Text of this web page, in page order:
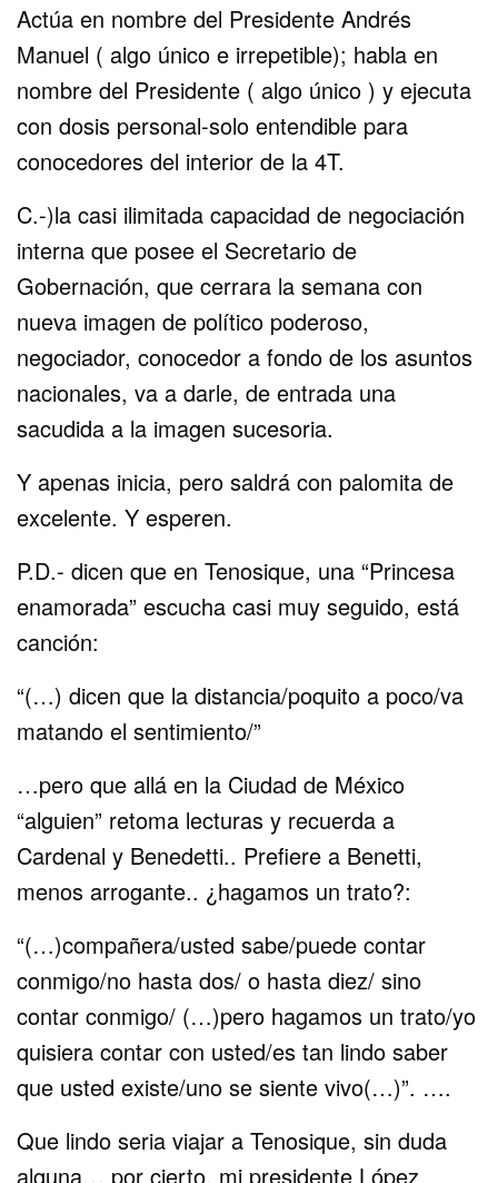
Actúa en nombre del Presidente Andrés
Manuel ( algo único e irrepetible); habla en
nombre del Presidente ( algo único ) y ejecuta
con dosis personal-solo entendible para
conocedores del interior de la 4T.
C.-)la casi ilimitada capacidad de negociación
interna que posee el Secretario de
Gobernación, que cerrara la semana con
nueva imagen de político poderoso,
negociador, conocedor a fondo de los asuntos
nacionales, va a darle, de entrada una
sacudida a la imagen sucesoria.
Y apenas inicia, pero saldrá con palomita de
excelente. Y esperen.
P.D.- dicen que en Tenosique, una “Princesa
enamorada” escucha casi muy seguido, está
canción:
“(…) dicen que la distancia/poquito a poco/va
matando el sentimiento/”
…pero que allá en la Ciudad de México
“alguien” retoma lecturas y recuerda a
Cardenal y Benedetti.. Prefiere a Benetti,
menos arrogante.. ¿hagamos un trato?:
“(…)compañera/usted sabe/puede contar
conmigo/no hasta dos/ o hasta diez/ sino
contar conmigo/ (…)pero hagamos un trato/yo
quisiera contar con usted/es tan lindo saber
que usted existe/uno se siente vivo(…)”. ….
Que lindo seria viajar a Tenosique, sin duda
alguna… por cierto, mi presidente López